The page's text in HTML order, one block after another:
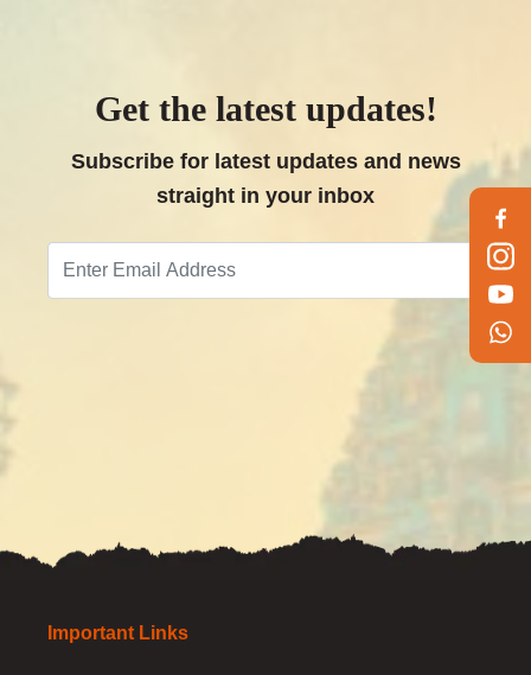
Get the latest updates!
Subscribe for latest updates and news
straight in your inbox
Important Links